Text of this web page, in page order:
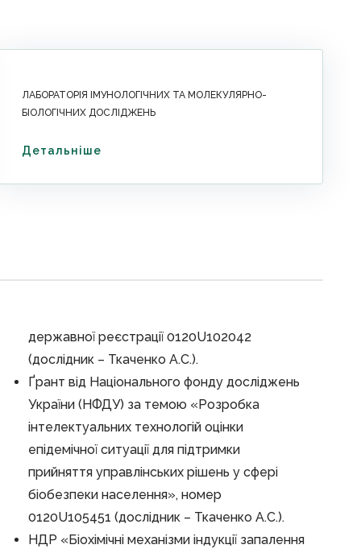
ЛАБОРАТОРІЯ ІМУНОЛОГІЧНИХ ТА МОЛЕКУЛЯРНО-
БІОЛОГІЧНИХ ДОСЛІДЖЕНЬ
Детальніше
державної реєстрації 0120U102042
(дослідник – Ткаченко А.С.).
Ґрант від Національного фонду досліджень
України (НФДУ) за темою «Розробка
інтелектуальних технологій оцінки
епідемічної ситуації для підтримки
прийняття управлінських рішень у сфері
біобезпеки населення», номер
0120U105451 (дослідник – Ткаченко А.С.).
НДР «Біохімічні механізми індукції запалення